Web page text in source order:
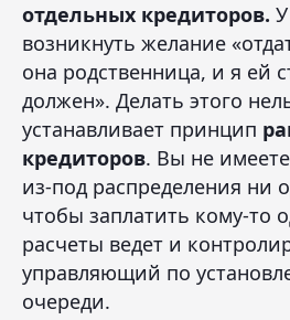
отдельных кредиторов.
возникнуть желание
она родственница, и я ей
должен». Делать этого
устанавливает принцип
кредиторов. Вы не
из-под распределения ни
чтобы заплатить кому-то
расчеты ведет и
управляющий по
очереди.